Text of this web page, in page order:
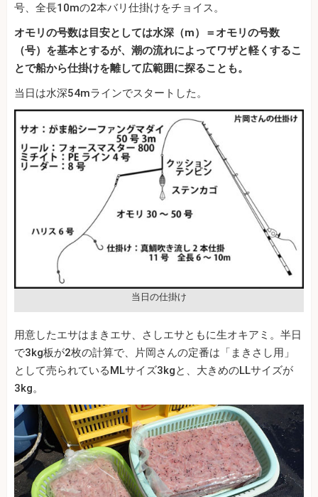
号、全長10mの2本バリ仕掛けをチョイス。
オモリの号数は目安としては水深（m）＝オモリの号数
（号）を基本とするが、潮の流れによってワザと軽くするこ
とで船から仕掛けを離して広範囲に探ることも。
当日は水深54mラインでスタートした。
当日の仕掛け
用意したエサはまきエサ、さしエサともに生オキアミ。半日
で3kg板が2枚の計算で、片岡さんの定番は「まきさし用」
として売られているMLサイズ3kgと、大きめのLLサイズが
3kg。